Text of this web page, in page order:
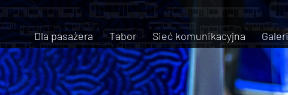
Dla pasażera Tabor Sieć komunikacyjna